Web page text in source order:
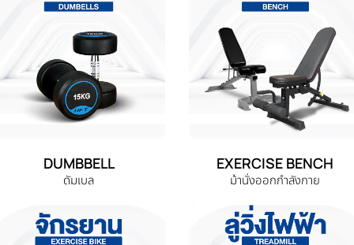
DUMBBELL
ดัมเบล
EXERCISE BENCH
ม้านั่งออกกำลังกาย